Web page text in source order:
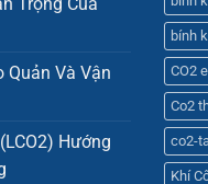
Quản Và Vận
Hướng
bính
CO2
Co2
co2-
Khí